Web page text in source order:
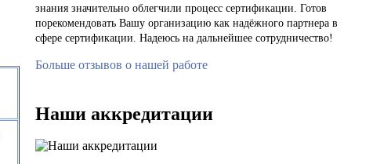
знания значительно облегчили процесс сертификации. Готов
порекомендовать Вашу организацию как надёжного партнера в
сфере сертификации. Надеюсь на дальнейшее сотрудничество!
Больше отзывов о нашей работе
Наши аккредитации